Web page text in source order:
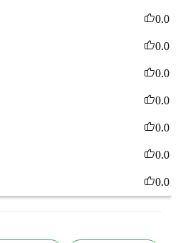
0.0
0.0
0.0
0.0
0.0
0.0
0.0